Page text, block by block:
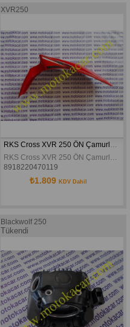
XVR250
RKS Cross XVR 250 ÖN Çamurluk Kırmızı Orijinal
RKS Cross XVR 250 ÖN Çamurluk Kırmızı Orijinal
8918220470119
₺1.809 KDV Dahil
Blackwolf 250
Tükendi